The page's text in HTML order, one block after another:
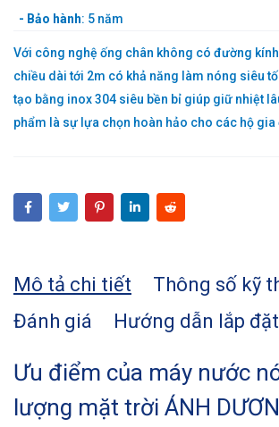
- Bảo hành: 5 năm
Với công nghệ ống chân không có đường
chiều dài tới 2m có khả năng làm nóng siêu
tạo bằng inox 304 siêu bền bỉ giúp giữ nhiệt
phẩm là sự lựa chọn hoàn hảo cho các hộ gia
Mô tả chi tiết
Thông số kỹ
Đánh giá
Hướng dẫn lắp đặt
Ưu điểm của máy nước
lượng mặt trời ÁNH